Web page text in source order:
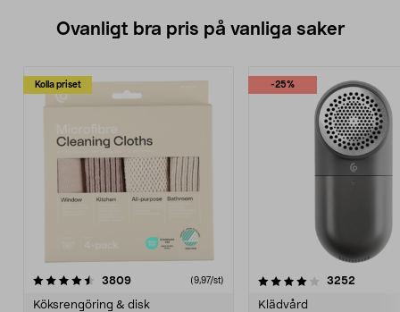
Ovanligt bra pris på vanliga saker
Kolla priset
3809recensioner (9,97/st)
Köksrengöring & disk
-25%
4.0av 5 stjärnor 3252
Klädvård
4.5av 5 stjärnor